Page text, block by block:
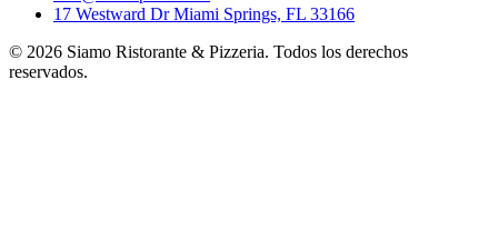
17 Westward Dr Miami Springs, FL 33166
© 2026 Siamo Ristorante & Pizzeria. Todos los derechos
reservados.